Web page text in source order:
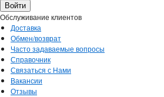
Обслуживание клиентов
Доставка
Обмен/возврат
Часто задаваемые вопросы
Справочник
Связаться с Нами
Вакансии
Отзывы